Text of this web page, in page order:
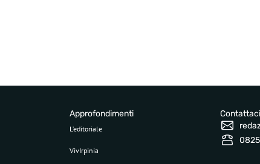
Approfondimenti
L’editoriale
VivIrpinia
Contattaci